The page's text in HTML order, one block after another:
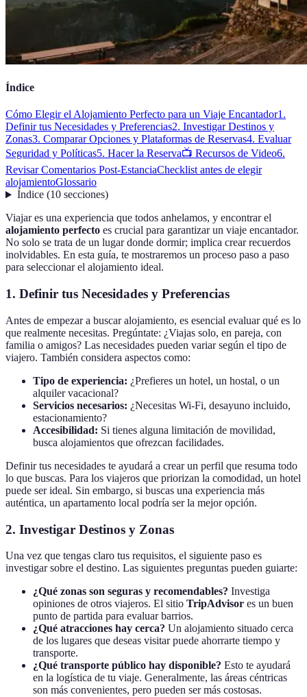
Índice
Cómo Elegir el Alojamiento Perfecto para un Viaje Encantador1.
Definir tus Necesidades y Preferencias2. Investigar Destinos y
Zonas3. Comparar Opciones y Plataformas de Reservas4. Evaluar
Seguridad y Políticas5. Hacer la Reserva📺 Recursos de Video6.
Revisar Comentarios Post-EstanciaChecklist antes de elegir
alojamientoGlossario
Índice(10 secciones)
Viajar es una experiencia que todos anhelamos, y encontrar el
alojamiento perfecto es crucial para garantizar un viaje encantador.
No solo se trata de un lugar donde dormir; implica crear recuerdos
inolvidables. En esta guía, te mostraremos un proceso paso a paso
para seleccionar el alojamiento ideal.
1. Definir tus Necesidades y Preferencias
Antes de empezar a buscar alojamiento, es esencial evaluar qué es lo
que realmente necesitas. Pregúntate: ¿Viajas solo, en pareja, con
familia o amigos? Las necesidades pueden variar según el tipo de
viajero. También considera aspectos como:
Tipo de experiencia: ¿Prefieres un hotel, un hostal, o un
alquiler vacacional?
Servicios necesarios: ¿Necesitas Wi-Fi, desayuno incluido,
estacionamiento?
Accesibilidad: Si tienes alguna limitación de movilidad,
busca alojamientos que ofrezcan facilidades.
Definir tus necesidades te ayudará a crear un perfil que resuma todo
lo que buscas. Para los viajeros que priorizan la comodidad, un hotel
puede ser ideal. Sin embargo, si buscas una experiencia más
auténtica, un apartamento local podría ser la mejor opción.
2. Investigar Destinos y Zonas
Una vez que tengas claro tus requisitos, el siguiente paso es
investigar sobre el destino. Las siguientes preguntas pueden guiarte:
¿Qué zonas son seguras y recomendables? Investiga
opiniones de otros viajeros. El sitio TripAdvisor es un buen
punto de partida para evaluar barrios.
¿Qué atracciones hay cerca? Un alojamiento situado cerca
de los lugares que deseas visitar puede ahorrarte tiempo y
transporte.
¿Qué transporte público hay disponible? Esto te ayudará
en la logística de tu viaje. Generalmente, las áreas céntricas
son más convenientes, pero pueden ser más costosas.